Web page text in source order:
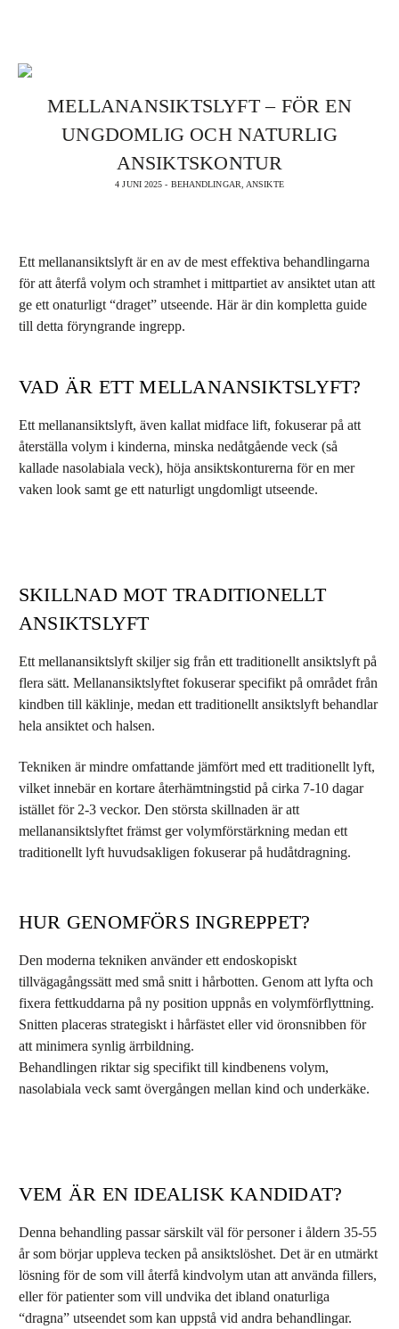
MELLANANSIKTSLYFT – FÖR EN
UNGDOMLIG OCH NATURLIG
ANSIKTSKONTUR
4 JUNI 2025 - BEHANDLINGAR, ANSIKTE
Ett mellanansiktslyft är en av de mest effektiva behandlingarna
för att återfå volym och stramhet i mittpartiet av ansiktet utan att
ge ett onaturligt “draget” utseende. Här är din kompletta guide
till detta föryngrande ingrepp.
VAD ÄR ETT MELLANANSIKTSLYFT?
Ett mellanansiktslyft, även kallat midface lift, fokuserar på att
återställa volym i kinderna, minska nedåtgående veck (så
kallade nasolabiala veck), höja ansiktskonturerna för en mer
vaken look samt ge ett naturligt ungdomligt utseende.
SKILLNAD MOT TRADITIONELLT
ANSIKTSLYFT
Ett mellanansiktslyft skiljer sig från ett traditionellt ansiktslyft på
flera sätt. Mellanansiktslyftet fokuserar specifikt på området från
kindben till käklinje, medan ett traditionellt ansiktslyft behandlar
hela ansiktet och halsen.
Tekniken är mindre omfattande jämfört med ett traditionellt lyft,
vilket innebär en kortare återhämtningstid på cirka 7-10 dagar
istället för 2-3 veckor. Den största skillnaden är att
mellanansiktslyftet främst ger volymförstärkning medan ett
traditionellt lyft huvudsakligen fokuserar på hudåtdragning.
HUR GENOMFÖRS INGREPPET?
Den moderna tekniken använder ett endoskopiskt
tillvägagångssätt med små snitt i hårbotten. Genom att lyfta och
fixera fettkuddarna på ny position uppnås en volymförflyttning.
Snitten placeras strategiskt i hårfästet eller vid öronsnibben för
att minimera synlig ärrbildning.
Behandlingen riktar sig specifikt till kindbenens volym,
nasolabiala veck samt övergången mellan kind och underkäke.
VEM ÄR EN IDEALISK KANDIDAT?
Denna behandling passar särskilt väl för personer i åldern 35-55
år som börjar uppleva tecken på ansiktslöshet. Det är en utmärkt
lösning för de som vill återfå kindvolym utan att använda fillers,
eller för patienter som vill undvika det ibland onaturliga
“dragna” utseendet som kan uppstå vid andra behandlingar.